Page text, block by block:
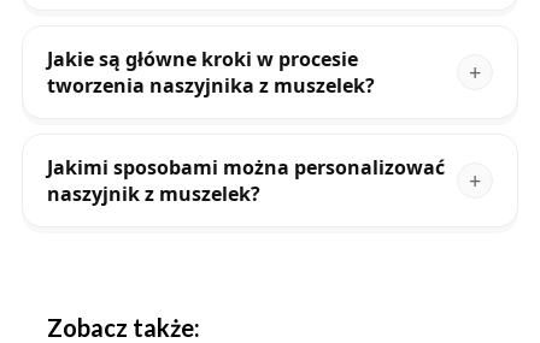
Jakie są główne kroki w procesie
tworzenia naszyjnika z muszelek?
Jakimi sposobami można personalizować
naszyjnik z muszelek?
Zobacz także: